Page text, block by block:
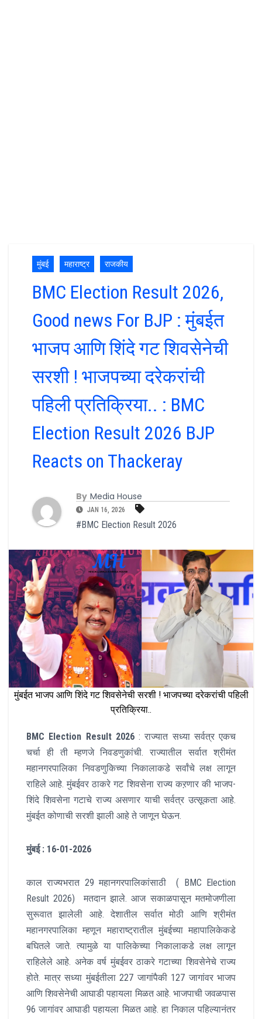
मुंबई महाराष्ट्र राजकीय
BMC Election Result 2026,
Good news For BJP : मुंबईत
भाजप आणि शिंदे गट शिवसेनेची
सरशी ! भाजपच्या दरेकरांची
पहिली प्रतिक्रिया.. : BMC
Election Result 2026 BJP
Reacts on Thackeray
By Media House
JAN 16, 2026
#BMC Election Result 2026
मुंबईत भाजप आणि शिंदे गट शिवसेनेची सरशी ! भाजपच्या दरेकरांची पहिली
प्रतिक्रिया..
BMC Election Result 2026: राज्यात सध्या सर्वत्र एकच
चर्चा ही ती म्हणजे निवडणुकांची. राज्यातील सर्वात श्रीमंत
महानगरपालिका निवडणुकिच्या निकालाकडे सर्वांचे लक्ष लागून
राहिले आहे. मुंबईवर ठाकरे गट शिवसेना राज्य कऱणार की भाजप-
शिंदे शिवसेना गटाचे राज्य असणार याची सर्वत्र उत्सूकता आहे.
मुंबईत कोणाची सरशी झाली आहे ते जाणून घेऊन.
मुंबई : 16-01-2026
काल राज्यभरात 29 महानगरपालिकांसाठी ( BMC Election
Result 2026) मतदान झाले. आज सकाळपासून मतमोजणीला
सुरूवात झालेली आहे. देशातील सर्वात मोठी आणि श्रीमंत
महानगरपालिका म्हणून महाराष्ट्रातील मुंबईच्या महापालिकेकडे
बघितले जाते. त्यामुळे या पालिकेच्या निकालाकडे लक्ष लागून
राहिलेले आहे. अनेक वर्ष मुंबईवर ठाकरे गटाच्या शिवसेनेचे राज्य
होते. मात्र सध्या मुंबईतीला 227 जागांपैकी 127 जागांवर भाजप
आणि शिवसेनेची आघाडी पहायला मिळत आहे. भाजपाची जवळपास
96 जागांवर आघाडी पहायला मिळत आहे. हा निकाल पहिल्यानंतर